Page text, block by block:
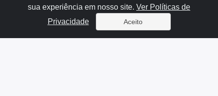
Locações Contato
sua experiência em nosso site. Ver Políticas de
Privacidade
Aceito